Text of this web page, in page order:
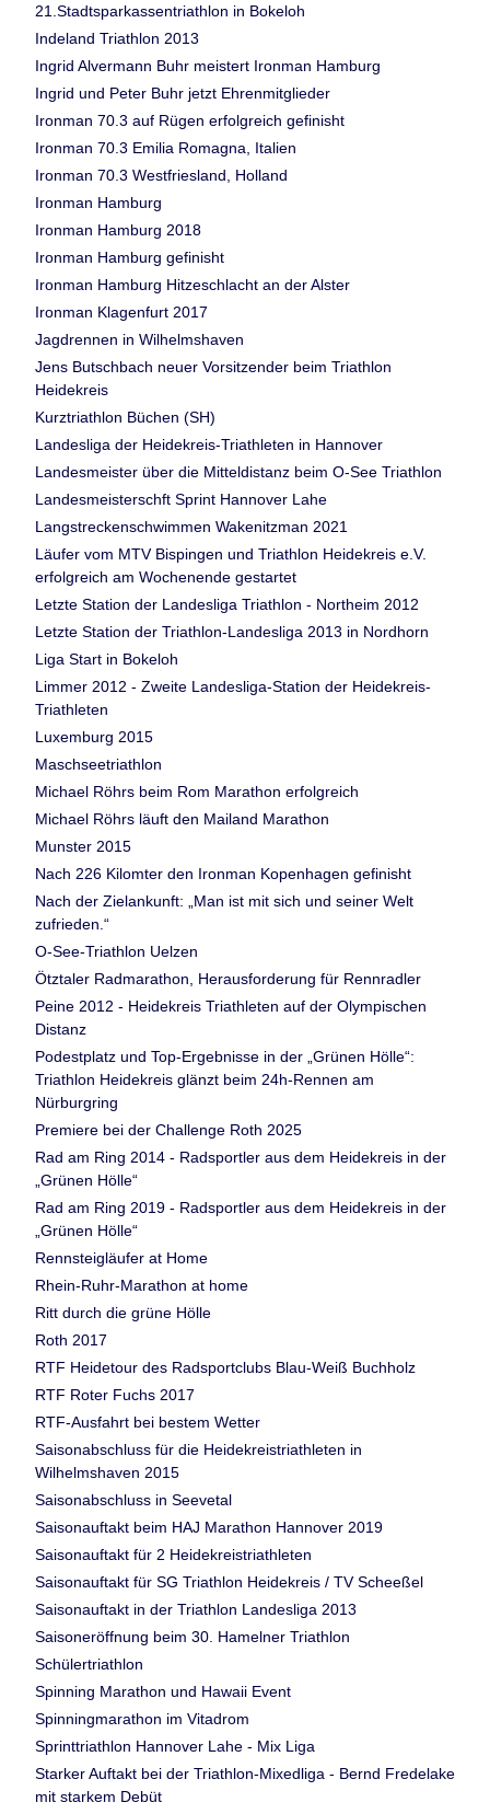
21.Stadtsparkassentriathlon in Bokeloh
Indeland Triathlon 2013
Ingrid Alvermann Buhr meistert Ironman Hamburg
Ingrid und Peter Buhr jetzt Ehrenmitglieder
Ironman 70.3 auf Rügen erfolgreich gefinisht
Ironman 70.3 Emilia Romagna, Italien
Ironman 70.3 Westfriesland, Holland
Ironman Hamburg
Ironman Hamburg 2018
Ironman Hamburg gefinisht
Ironman Hamburg Hitzeschlacht an der Alster
Ironman Klagenfurt 2017
Jagdrennen in Wilhelmshaven
Jens Butschbach neuer Vorsitzender beim Triathlon
Heidekreis
Kurztriathlon Büchen (SH)
Landesliga der Heidekreis-Triathleten in Hannover
Landesmeister über die Mitteldistanz beim O-See Triathlon
Landesmeisterschft Sprint Hannover Lahe
Langstreckenschwimmen Wakenitzman 2021
Läufer vom MTV Bispingen und Triathlon Heidekreis e.V.
erfolgreich am Wochenende gestartet
Letzte Station der Landesliga Triathlon - Northeim 2012
Letzte Station der Triathlon-Landesliga 2013 in Nordhorn
Liga Start in Bokeloh
Limmer 2012 - Zweite Landesliga-Station der Heidekreis-
Triathleten
Luxemburg 2015
Maschseetriathlon
Michael Röhrs beim Rom Marathon erfolgreich
Michael Röhrs läuft den Mailand Marathon
Munster 2015
Nach 226 Kilomter den Ironman Kopenhagen gefinisht
Nach der Zielankunft: „Man ist mit sich und seiner Welt
zufrieden.“
O-See-Triathlon Uelzen
Ötztaler Radmarathon, Herausforderung für Rennradler
Peine 2012 - Heidekreis Triathleten auf der Olympischen
Distanz
Podestplatz und Top-Ergebnisse in der „Grünen Hölle“:
Triathlon Heidekreis glänzt beim 24h-Rennen am
Nürburgring
Premiere bei der Challenge Roth 2025
Rad am Ring 2014 - Radsportler aus dem Heidekreis in der
„Grünen Hölle“
Rad am Ring 2019 - Radsportler aus dem Heidekreis in der
„Grünen Hölle“
Rennsteigläufer at Home
Rhein-Ruhr-Marathon at home
Ritt durch die grüne Hölle
Roth 2017
RTF Heidetour des Radsportclubs Blau-Weiß Buchholz
RTF Roter Fuchs 2017
RTF-Ausfahrt bei bestem Wetter
Saisonabschluss für die Heidekreistriathleten in
Wilhelmshaven 2015
Saisonabschluss in Seevetal
Saisonauftakt beim HAJ Marathon Hannover 2019
Saisonauftakt für 2 Heidekreistriathleten
Saisonauftakt für SG Triathlon Heidekreis / TV Scheeßel
Saisonauftakt in der Triathlon Landesliga 2013
Saisoneröffnung beim 30. Hamelner Triathlon
Schülertriathlon
Spinning Marathon und Hawaii Event
Spinningmarathon im Vitadrom
Sprinttriathlon Hannover Lahe - Mix Liga
Starker Auftakt bei der Triathlon-Mixedliga - Bernd Fredelake
mit starkem Debüt